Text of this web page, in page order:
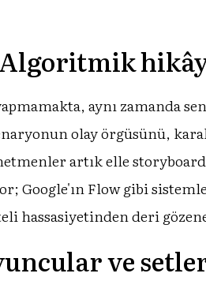
Algoritmik
aynı zamanda
olay örgüsünü,
artık elle
Google'ın Flow gibi
hassasiyetinden deri
ve